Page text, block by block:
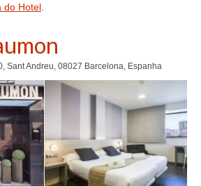
do Hotel
Sant Andreu, 08027 Barcelona, Espanha